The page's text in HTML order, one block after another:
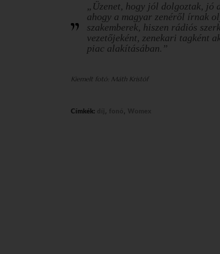
„Üzenet, hogy jól dolgoztak, jó
ahogy a magyar zenéről írnak
szakemberek, hiszen rádiós
vezetőjeként, zenekari tagként
piac alakításában.”
Kiemelt fotó: Máth Kristóf
Címkék: , ,